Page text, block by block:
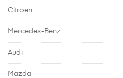
Citroen
Mercedes-Benz
Audi
Mazda